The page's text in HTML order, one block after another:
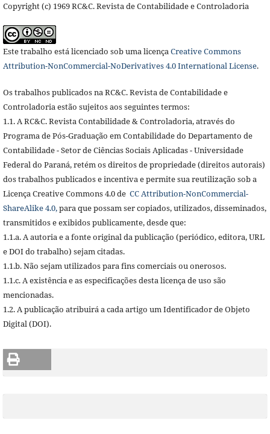
Copyright (c) 1969 RC&C. Revista de Contabilidade e Controladoria
Este trabalho está licenciado sob uma licençaCreative Commons
Attribution-NonCommercial-NoDerivatives 4.0 International License.
Os trabalhos publicados na RC&C. Revista de Contabilidade e
Controladoria estão sujeitos aos seguintes termos:
1.1. A RC&C. Revista Contabilidade & Controladoria, através do
Programa de Pós-Graduação em Contabilidade do Departamento de
Contabilidade - Setor de Ciências Sociais Aplicadas - Universidade
Federal do Paraná, retém os direitos de propriedade (direitos autorais)
dos trabalhos publicados e incentiva e permite sua reutilização sob a
Licença Creative Commons 4.0 de CC Attribution-NonCommercial-
ShareAlike 4.0,para que possam ser copiados, utilizados, disseminados,
transmitidos e exibidos publicamente, desde que:
1.1.a. A autoria e a fonte original da publicação (periódico, editora, URL
e DOI do trabalho) sejam citadas.
1.1.b. Não sejam utilizados para fins comerciais ou onerosos.
1.1.c. A existência e as especificações desta licença de uso são
mencionadas.
1.2. A publicação atribuirá a cada artigo um Identificador de Objeto
Digital (DOI).